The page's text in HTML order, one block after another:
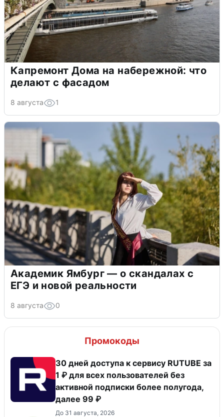
Капремонт Дома на набережной: что
делают с фасадом
8 августа 1
Академик Ямбург — о скандалах с
ЕГЭ и новой реальности
8 августа 0
Промокоды
30 дней доступа к сервису RUTUBE за
1 ₽ для всех пользователей без
активной подписки более полугода,
далее 99 ₽
До 31 августа, 2026